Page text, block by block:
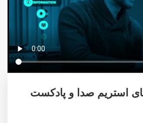
استریم صدا و پادکست